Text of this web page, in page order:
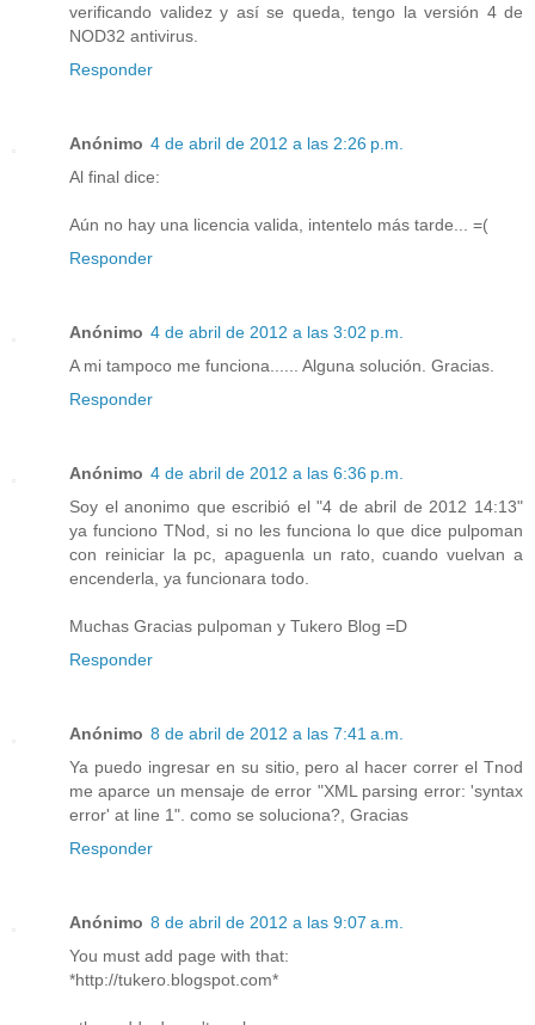
verificando validez y así se queda, tengo la versión 4 de
NOD32 antivirus.
Responder
Anónimo 4 de abril de 2012 a las 2:26 p.m.
Al final dice:
Aún no hay una licencia valida, intentelo más tarde... =(
Responder
Anónimo 4 de abril de 2012 a las 3:02 p.m.
A mi tampoco me funciona...... Alguna solución. Gracias.
Responder
Anónimo 4 de abril de 2012 a las 6:36 p.m.
Soy el anonimo que escribió el "4 de abril de 2012 14:13"
ya funciono TNod, si no les funciona lo que dice pulpoman
con reiniciar la pc, apaguenla un rato, cuando vuelvan a
encenderla, ya funcionara todo.
Muchas Gracias pulpoman y Tukero Blog =D
Responder
Anónimo 8 de abril de 2012 a las 7:41 a.m.
Ya puedo ingresar en su sitio, pero al hacer correr el Tnod
me aparce un mensaje de error "XML parsing error: 'syntax
error' at line 1". como se soluciona?, Gracias
Responder
Anónimo 8 de abril de 2012 a las 9:07 a.m.
You must add page with that:
*http://tukero.blogspot.com*